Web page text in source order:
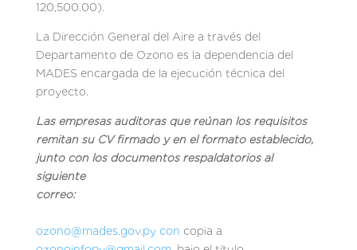
120,500.00).
La Dirección General del Aire a través del
Departamento de Ozono es la dependencia del
MADES encargada de la ejecución técnica del
proyecto.
Las empresas auditoras que reúnan los requisitos
remitan su CV firmado y en el formato establecido,
junto con los documentos respaldatorios al
siguiente
correo:
ozono@mades.gov.py con copia a